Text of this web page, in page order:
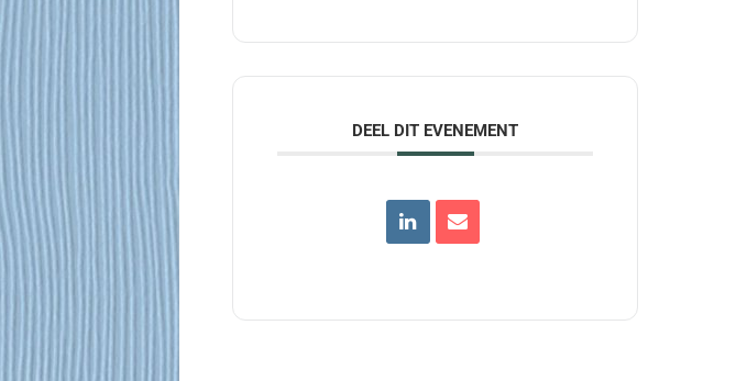
DEEL DIT EVENEMENT